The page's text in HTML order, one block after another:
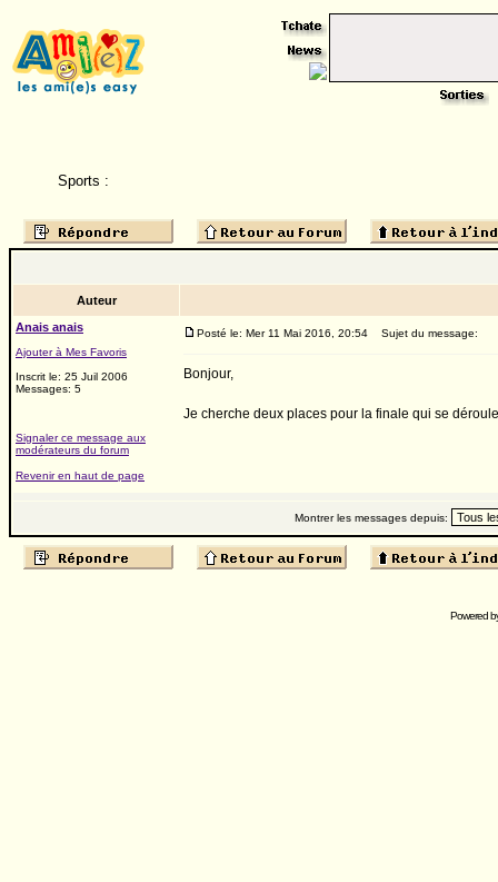
Sports :
Auteur
Anais anais
Ajouter à Mes Favoris
Inscrit le: 25 Juil 2006
Messages: 5
Signaler ce message aux
modérateurs du forum
Posté le: Mer 11 Mai 2016, 20:54 Sujet du message:
Bonjour,
Je cherche deux places pour la finale qui se
Revenir en haut de page
Montrer les messages depuis:
Powered